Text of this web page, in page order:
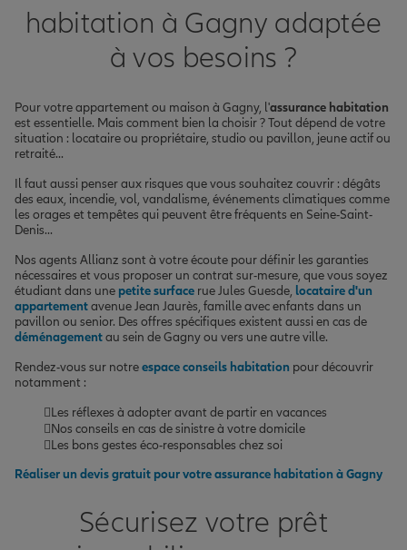
habitation à Gagny adaptée
à vos besoins ?
Pour votre appartement ou maison à Gagny, l'assurance habitation
est essentielle. Mais comment bien la choisir ? Tout dépend de votre
situation : locataire ou propriétaire, studio ou pavillon, jeune actif ou
retraité...
Il faut aussi penser aux risques que vous souhaitez couvrir : dégâts
des eaux, incendie, vol, vandalisme, événements climatiques comme
les orages et tempêtes qui peuvent être fréquents en Seine-Saint-
Denis...
Nos agents Allianz sont à votre écoute pour définir les garanties
nécessaires et vous proposer un contrat sur-mesure, que vous soyez
étudiant dans une petite surface rue Jules Guesde, locataire d'un
appartementavenue Jean Jaurès, famille avec enfants dans un
pavillon ou senior. Des offres spécifiques existent aussi en cas de
déménagementau sein de Gagny ou vers une autre ville.
Rendez-vous sur notreespace conseils habitation pour découvrir
notamment :
Les réflexes à adopter avant de partir en vacances
Nos conseils en cas de sinistre à votre domicile
Les bons gestes éco-responsables chez soi
Réaliser un devis gratuit pour votre assurance habitation à Gagny
Sécurisez votre prêt